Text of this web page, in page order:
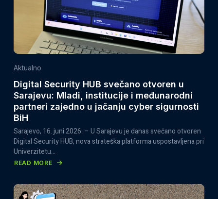
Aktualno
Digital Security HUB svečano otvoren u
Sarajevu: Mladi, institucije i međunarodni
partneri zajedno u jačanju cyber sigurnosti
BiH
Sarajevo, 16. juni 2026. – U Sarajevu je danas svečano otvoren
Digital Security HUB, nova strateška platforma uspostavljena pri
Univerzitetu…
READ MORE
SECURITY